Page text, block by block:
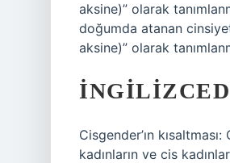
aksine)” olarak
doğumda atanan
aksine)” olarak
Cisgender’ın
kadınların ve cis